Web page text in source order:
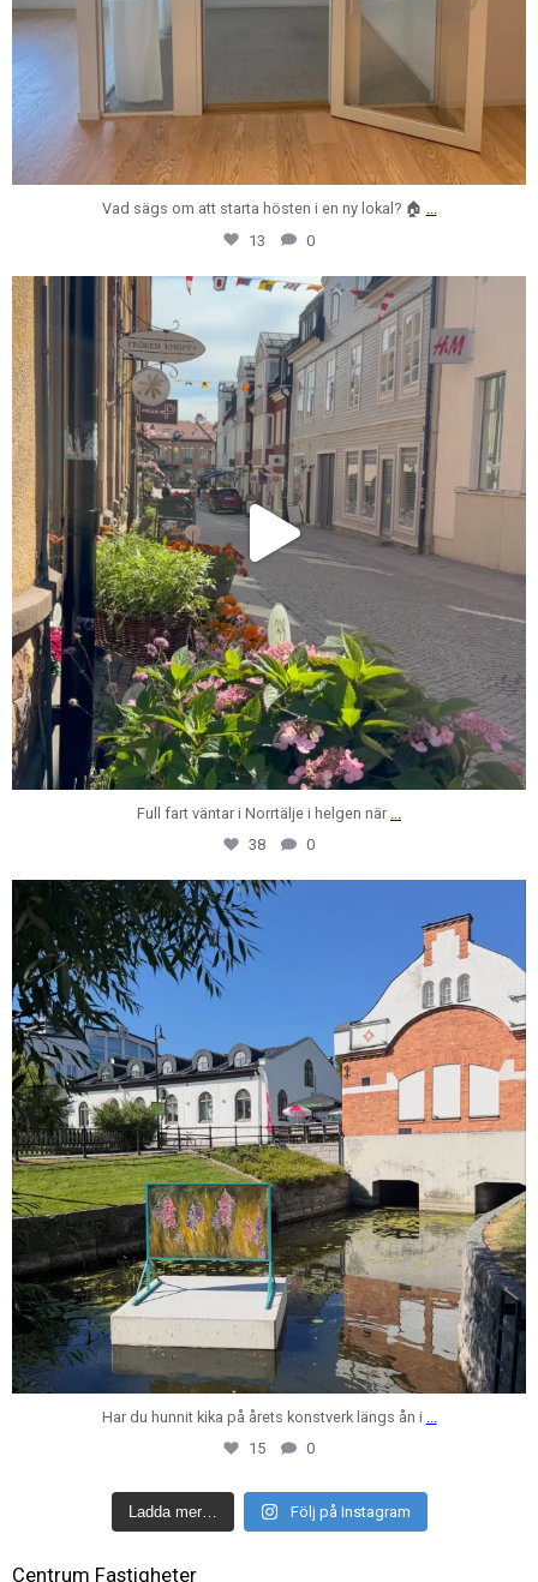
Vad sägs om att starta hösten i en ny lokal? 🏠 ...
13
0
centrumfastigheter
Jul 31
Full fart väntar i Norrtälje i helgen när
38
0
centrumfastigheter
Jul 28
Har du hunnit kika på årets konstverk längs ån i ...
15
0
Ladda mer… Följ på Instagram
Centrum Fastigheter